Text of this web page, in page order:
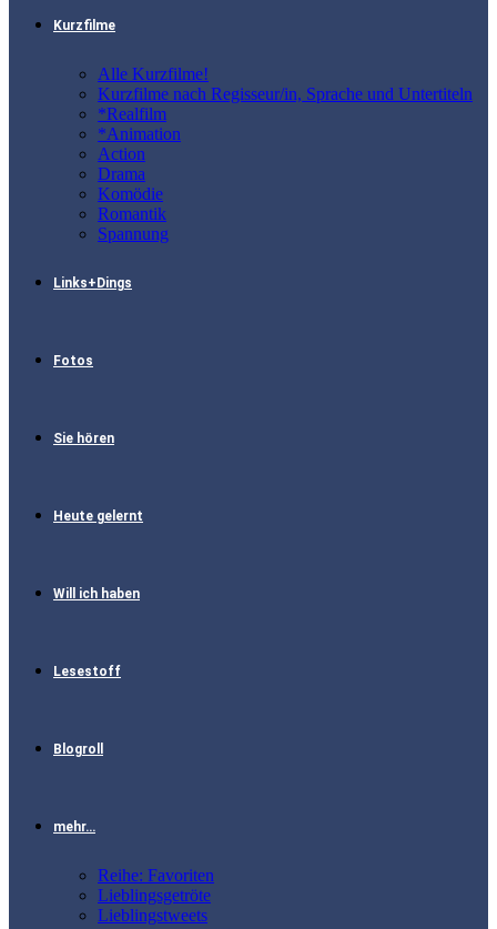
Kurzfilme
Alle Kurzfilme!
Kurzfilme nach Regisseur/in, Sprache und Untertiteln
*Realfilm
*Animation
Action
Drama
Komödie
Romantik
Spannung
Links+Dings
Fotos
Sie hören
Heute gelernt
Will ich haben
Lesestoff
Blogroll
mehr…
Reihe: Favoriten
Lieblingsgetröte
Lieblingstweets